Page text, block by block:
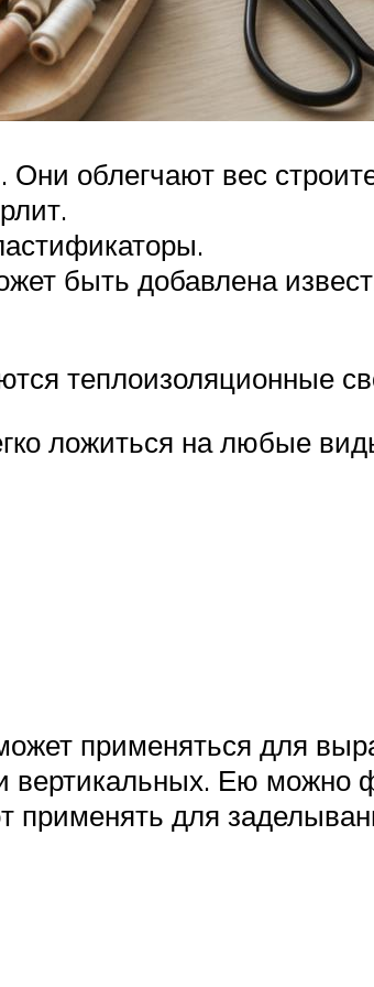
облегчают вес
быть добавлена
теплоизоляционные
ложиться на любые
применяться для
вертикальных. Ею можно
применять для